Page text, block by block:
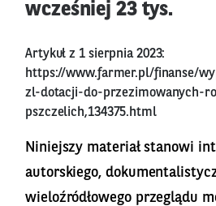
wcześniej 23 tys.
Artykuł z 1 sierpnia 2023:
https://www.farmer.pl/finanse/
zl-dotacji-do-przezimowanych-
pszczelich,134375.html
Niniejszy materiał stanowi
autorskiego,
wieloźródłowego przeglądu